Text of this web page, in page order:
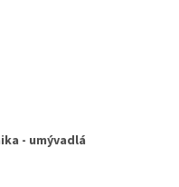
- umývadlá